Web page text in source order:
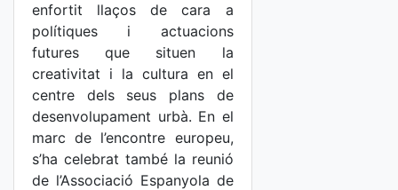
enfortit llaços de cara a
polítiques i actuacions
futures que situen la
creativitat i la cultura en el
centre dels seus plans de
desenvolupament urbà. En el
marc de l’encontre europeu,
s’ha celebrat també la reunió
de l’Associació Espanyola de